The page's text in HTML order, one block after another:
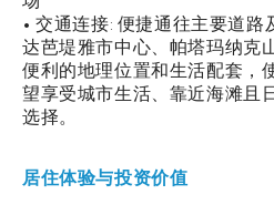
• 交通连接: 便捷通往主要道
达芭堤雅市中心、帕塔玛纳克
便利的地理位置和生活配套，
望享受城市生活、靠近海滩且
选择。
居住体验与投资价值